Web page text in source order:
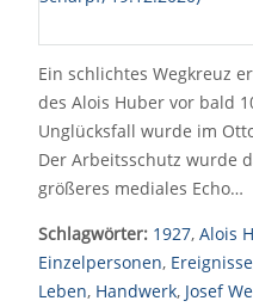
Ein schlichtes Wegkreuz
des Alois Huber vor bald
Unglücksfall wurde im
Der Arbeitsschutz wurde
größeres mediales Echo…
Schlagwörter: 1927, Alois
Einzelpersonen, Ereignisse
Leben, Handwerk, Josef